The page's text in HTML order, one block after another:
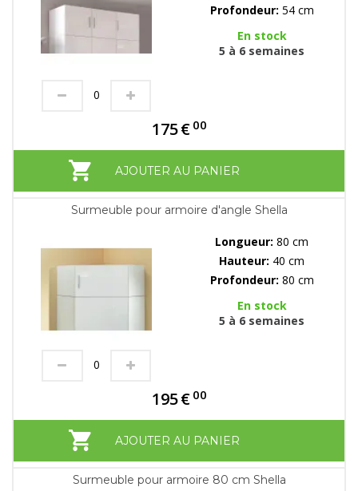
Profondeur: 54 cm
En stock
5 à 6 semaines
175€ 00
AJOUTER AU PANIER
Surmeuble pour armoire d'angle Shella
Longueur: 80 cm
Hauteur: 40 cm
Profondeur: 80 cm
En stock
5 à 6 semaines
195€ 00
AJOUTER AU PANIER
Surmeuble pour armoire 80 cm Shella